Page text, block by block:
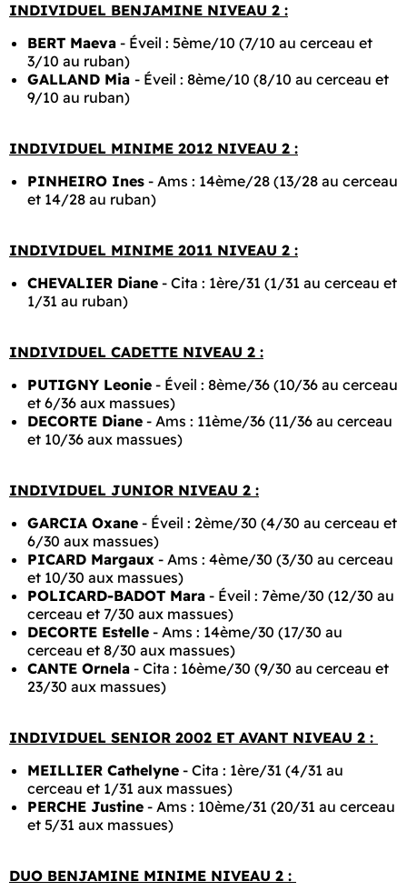
INDIVIDUEL BENJAMINE NIVEAU 2 :
BERT Maeva - Éveil : 5ème/10 (7/10 au cerceau et
3/10 au ruban)
GALLAND Mia - Éveil : 8ème/10 (8/10 au cerceau et
9/10 au ruban)
INDIVIDUEL MINIME 2012 NIVEAU 2 :
PINHEIRO Ines - Ams : 14ème/28 (13/28 au cerceau
et 14/28 au ruban)
INDIVIDUEL MINIME 2011 NIVEAU 2 :
CHEVALIER Diane - Cita : 1ère/31 (1/31 au cerceau et
1/31 au ruban)
INDIVIDUEL CADETTE NIVEAU 2 :
PUTIGNY Leonie - Éveil : 8ème/36 (10/36 au cerceau
et 6/36 aux massues)
DECORTE Diane - Ams : 11ème/36 (11/36 au cerceau
et 10/36 aux massues)
INDIVIDUEL JUNIOR NIVEAU 2 :
GARCIA Oxane - Éveil : 2ème/30 (4/30 au cerceau et
6/30 aux massues)
PICARD Margaux - Ams : 4ème/30 (3/30 au cerceau
et 10/30 aux massues)
POLICARD-BADOT Mara - Éveil : 7ème/30 (12/30 au
cerceau et 7/30 aux massues)
DECORTE Estelle - Ams : 14ème/30 (17/30 au
cerceau et 8/30 aux massues)
CANTE Ornela - Cita : 16ème/30 (9/30 au cerceau et
23/30 aux massues)
INDIVIDUEL SENIOR 2002 ET AVANT NIVEAU 2 :
MEILLIER Cathelyne - Cita : 1ère/31 (4/31 au
cerceau et 1/31 aux massues)
PERCHE Justine - Ams : 10ème/31 (20/31 au cerceau
et 5/31 aux massues)
DUO BENJAMINE MINIME NIVEAU 2 :